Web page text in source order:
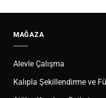
MAĞAZA
Alevle Çalışma
Kalıpla Şekillendirme ve